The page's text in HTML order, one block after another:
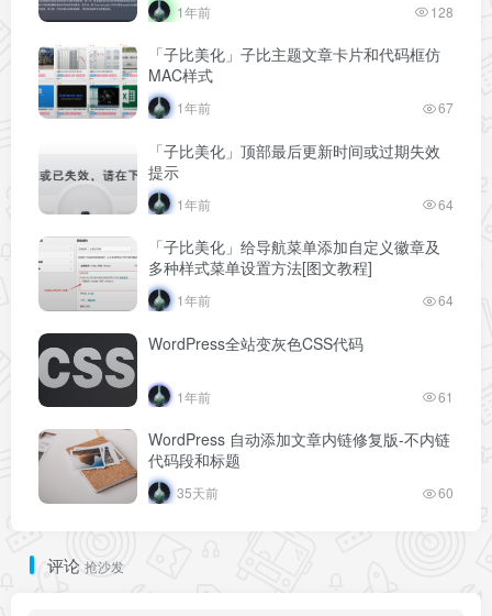
1年前 128
「子比美化」子比主题文章卡片和代码框仿
MAC样式
1年前 67
「子比美化」顶部最后更新时间或过期失效
提示
1年前 64
「子比美化」给导航菜单添加自定义徽章及
多种样式菜单设置方法[图文教程]
1年前 64
WordPress全站变灰色CSS代码
1年前 61
WordPress 自动添加文章内链修复版-不内链
代码段和标题
35天前 60
评论 抢沙发